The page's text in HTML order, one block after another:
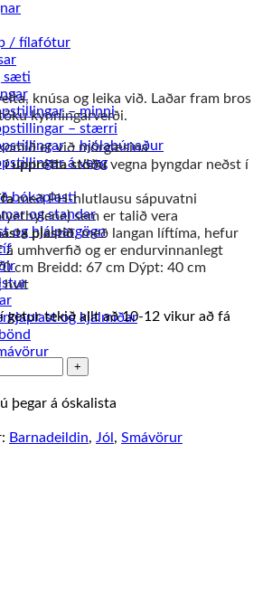
/ fílafótur
sæti
– minni
– stærri
– hjólabúnaður
á vegg
bókaplasti
og standar
og hjálpargögn
og kjalmiðar
knúsa og leika við. Laðar fram bros
kynningarverði.
er við mörgæsina
í upprétta stöðuvegna þyngdar neðst í
með PH-hlutlausu sápuvatni
sem er talið vera
plastið, með langan líftíma, hefur
á umhverfið og er endurvinnanlegt
cm Breidd: 67 cm Dýpt: 40 cm
hvít
getur tekið allt að 10-12 vikur að fá
þegar á óskalista
Barnadeildin, Jól , Smávörur